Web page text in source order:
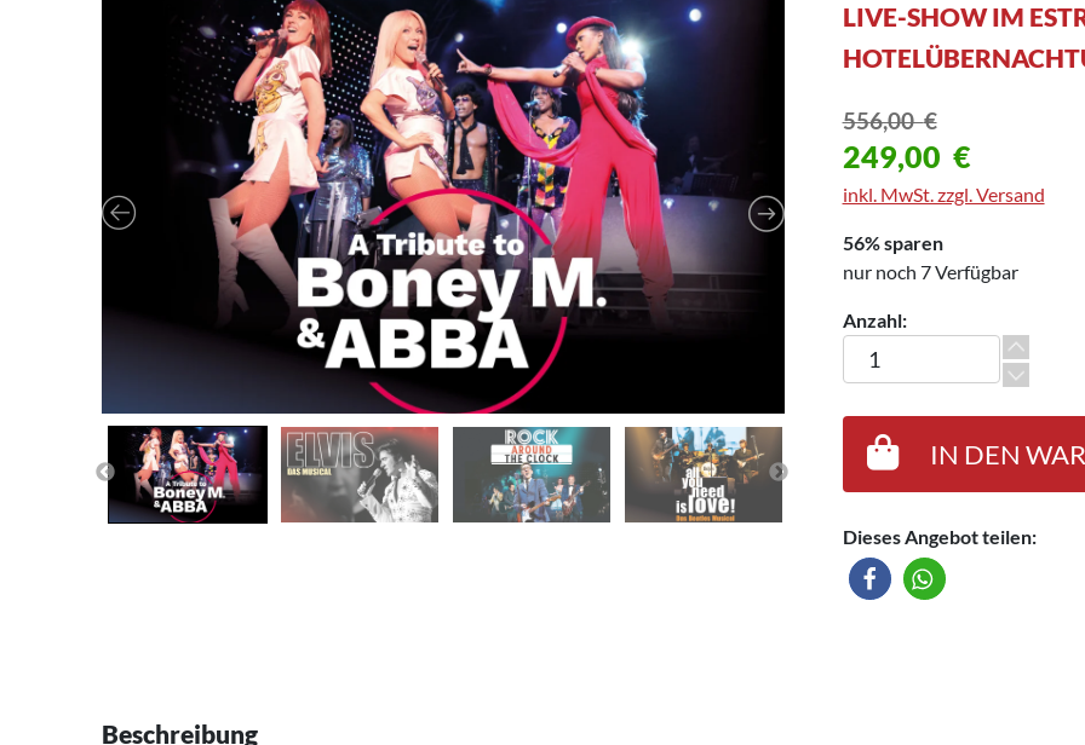
LIVE-SHOW IM
556,00€
249,00 €
inkl. MwSt. zzgl. Versand
56% sparen
nur noch 7 Verfügbar
Anzahl:
Live-Show im Estrel
IN DEN
Dieses Angebot teilen:
Beschreibung